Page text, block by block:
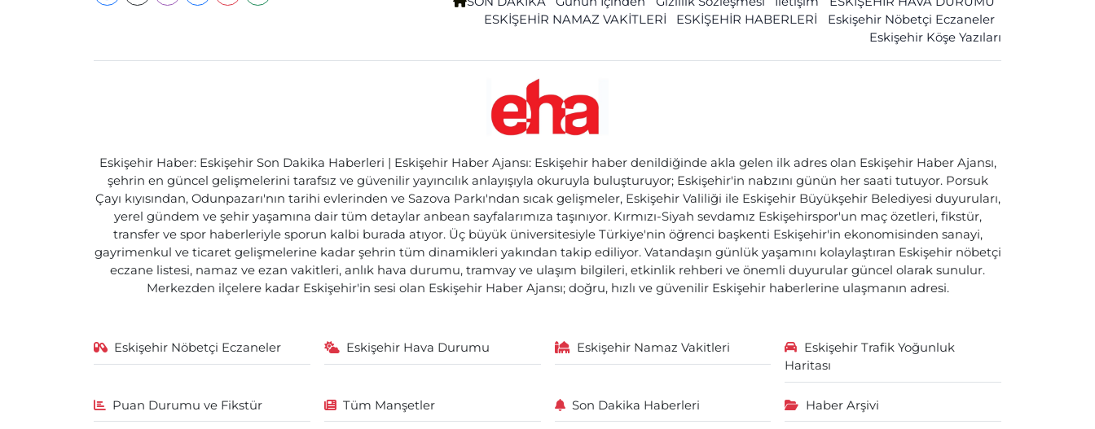
ESKİŞEHİR NAMAZ VAKİTLERİ
ESKİŞEHİR HABERLERİ
Eskişehir Nöbetçi Eczaneler
Eskişehir Köşe Yazıları
Eskişehir Haber: Eskişehir Son Dakika Haberleri | Eskişehir Haber Ajansı: Eskişehir haber denildiğinde akla gelen ilk adres olan Eskişehir Haber Ajansı,
şehrin en güncel gelişmelerini tarafsız ve güvenilir yayıncılık anlayışıyla okuruyla buluşturuyor; Eskişehir'in nabzını günün her saati tutuyor. Porsuk
Çayı kıyısından, Odunpazarı'nın tarihi evlerinden ve Sazova Parkı'ndan sıcak gelişmeler, Eskişehir Valiliği ile Eskişehir Büyükşehir Belediyesi duyuruları,
yerel gündem ve şehir yaşamına dair tüm detaylar anbean sayfalarımıza taşınıyor. Kırmızı-Siyah sevdamız Eskişehirspor'un maç özetleri, fikstür,
transfer ve spor haberleriyle sporun kalbi burada atıyor. Üç büyük üniversitesiyle Türkiye'nin öğrenci başkenti Eskişehir'in ekonomisinden sanayi,
gayrimenkul ve ticaret gelişmelerine kadar şehrin tüm dinamikleri yakından takip ediliyor. Vatandaşın günlük yaşamını kolaylaştıran Eskişehir nöbetçi
eczane listesi, namaz ve ezan vakitleri, anlık hava durumu, tramvay ve ulaşım bilgileri, etkinlik rehberi ve önemli duyurular güncel olarak sunulur.
Merkezden ilçelere kadar Eskişehir'in sesi olan Eskişehir Haber Ajansı; doğru, hızlı ve güvenilir Eskişehir haberlerine ulaşmanın adresi.
Eskişehir Nöbetçi Eczaneler Eskişehir Hava Durumu Eskişehir Namaz Vakitleri
Eskişehir Trafik Yoğunluk
Haritası
Puan Durumu ve Fikstür Tüm Manşetler Son Dakika Haberleri Haber Arşivi